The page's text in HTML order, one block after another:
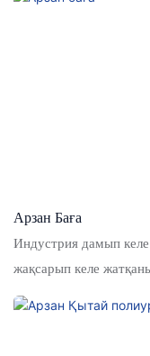
салыстырмалы
Арзан Баға
Индустрия дамып
жақсарып келе